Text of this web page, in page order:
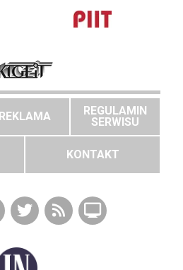
REKLAMA
REGULAMIN
SERWISU
KONTAKT